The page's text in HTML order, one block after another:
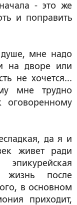
- это же
и поправить
мне надо
на дворе или
не хочется...
мне трудно
да я и
живет ради
жизнь после
в основном
приходит,